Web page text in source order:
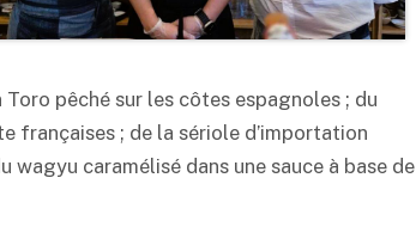
pêché sur les côtes espagnoles ; du
françaises ; de la sériole d’importation
wagyu caramélisé dans une sauce à base de